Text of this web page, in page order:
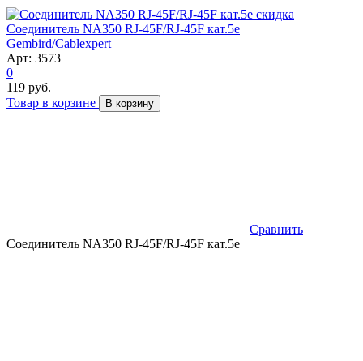
скидка
Соединитель NA350 RJ-45F/RJ-45F кат.5e
Gembird/Cablexpert
Арт: 3573
0
119 руб.
Товар в корзине
В корзину
Сравнить
Соединитель NA350 RJ-45F/RJ-45F кат.5e